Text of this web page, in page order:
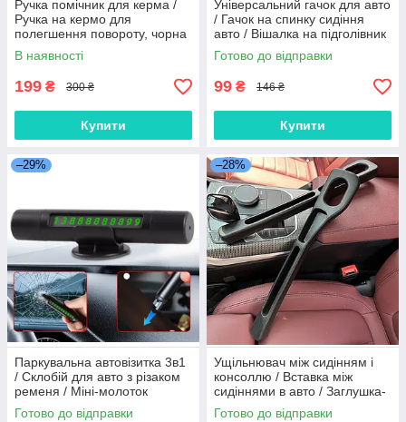
Ручка помічник для керма /
Ручка на кермо для
полегшення повороту, чорна
В наявності
199 ₴ 300 ₴
Купити
Універсальний гачок для авто
/ Гачок на спинку сидіння
авто / Вішалка на підголівник
у авто
Готово до відправки
99 ₴ 146 ₴
Купити
–29%
Паркувальна автовізитка 3в1
/ Склобій для авто з різаком
ременя / Міні-молоток
аварійний зі склобоєм
Готово до відправки
–28%
Ущільнювач між сидінням і
консоллю / Вставка між
сидіннями в авто / Заглушка-
ущільнювач для щілини між
Готово до відправки